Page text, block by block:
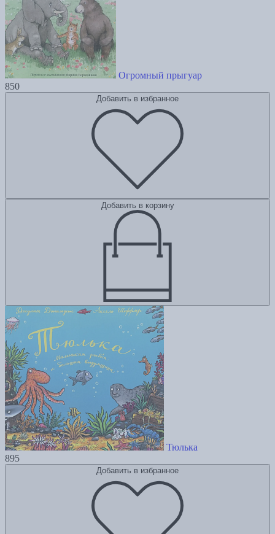
Огромный прыгуар
850
Добавить в избранное
Добавить в корзину
Тюлька
895
Добавить в избранное